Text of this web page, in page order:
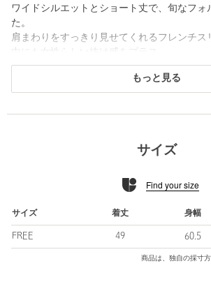
ワイドシルエットとショート丈で、旬なフォ
た。
肩まわりをすっきり見せてくれるフレンチス
中にも女性らしい抜け感をプラス。
あえてメンズライクに振ったカラー展開もポ
■素材
サテンスカートとのミックスコーデも可愛い
めます。
============================
もっと見る
サイズ
Find your size
サイズ 着丈 身幅
FREE 49 60.5
商品は、独自の採寸